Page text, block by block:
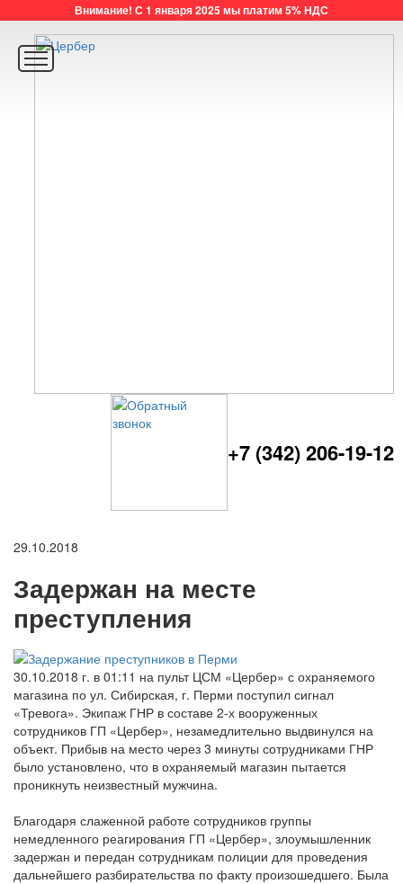
Внимание! С 1 января 2025 мы платим 5% НДС
+7 (342) 206-19-12
29.10.2018
Задержан на месте
преступления
30.10.2018 г. в 01:11 на пульт ЦСМ «Цербер» с охраняемого
магазина по ул. Сибирская, г. Перми поступил сигнал
«Тревога». Экипаж ГНР в составе 2-х вооруженных
сотрудников ГП «Цербер», незамедлительно выдвинулся на
объект. Прибыв на место через 3 минуты сотрудниками ГНР
было установлено, что в охраняемый магазин пытается
проникнуть неизвестный мужчина.
Благодаря слаженной работе сотрудников группы
немедленного реагирования ГП «Цербер», злоумышленник
задержан и передан сотрудникам полиции для проведения
дальнейшего разбирательства по факту произошедшего. Была